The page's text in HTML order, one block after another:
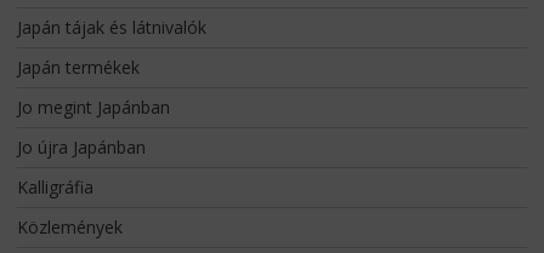
Japán tájak és látnivalók
Japán termékek
Jo megint Japánban
Jo újra Japánban
Kalligráfia
Közlemények